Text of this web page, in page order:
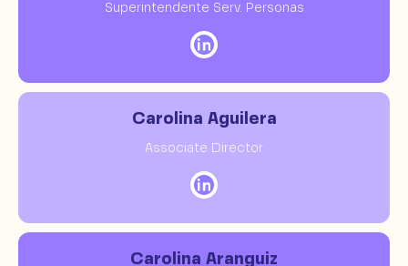
Superintendente Serv. Personas
Carolina Aguilera
Associate Director
Carolina Aranguiz